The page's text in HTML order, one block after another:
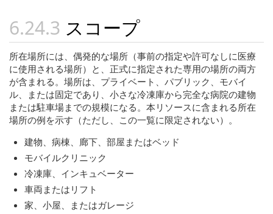
スコープ
所在場所には、偶発的な場所（事前の指定や許可なしに医療
に使用される場所）と、正式に指定された専用の場所の両方
が含まれる。場所は、プライベート、パブリック、モバイ
ル、または固定であり、小さな冷凍庫から完全な病院の建物
または駐車場までの規模になる。本リソースに含まれる所在
場所の例を示す（ただし、この一覧に限定されない）。
建物、病棟、廊下、部屋またはベッド
モバイルクリニック
冷凍庫、インキュベーター
車両またはリフト
家、小屋、またはガレージ